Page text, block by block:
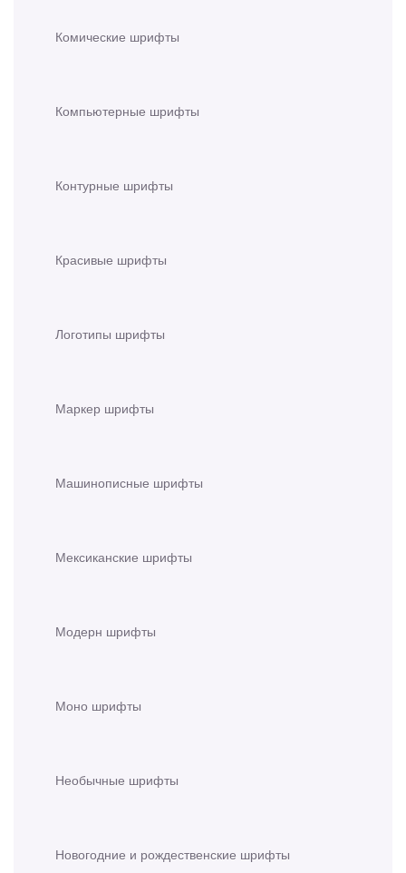
Комические шрифты
Компьютерные шрифты
Контурные шрифты
Красивые шрифты
Логотипы шрифты
Маркер шрифты
Машинописные шрифты
Мексиканские шрифты
Модерн шрифты
Моно шрифты
Необычные шрифты
Новогодние и рождественские шрифты